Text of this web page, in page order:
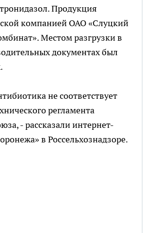
Продукция
компанией ОАО «Слуцкий
Местом разгрузки в
документах был
не соответствует
регламента
- рассказали интернет-
в Россельхознадзоре.